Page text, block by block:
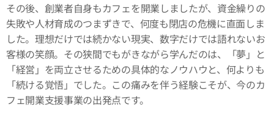
その後、創業者自身もカフェを開業しましたが、資金繰りの
失敗や人材育成のつまずきで、何度も閉店の危機に直面しま
した。理想だけでは続かない現実、数字だけでは語れないお
客様の笑顔。その狭間でもがきながら学んだのは、「夢」と
「経営」を両立させるための具体的なノウハウと、何よりも
「続ける覚悟」でした。この痛みを伴う経験こそが、今のカ
フェ開業支援事業の出発点です。